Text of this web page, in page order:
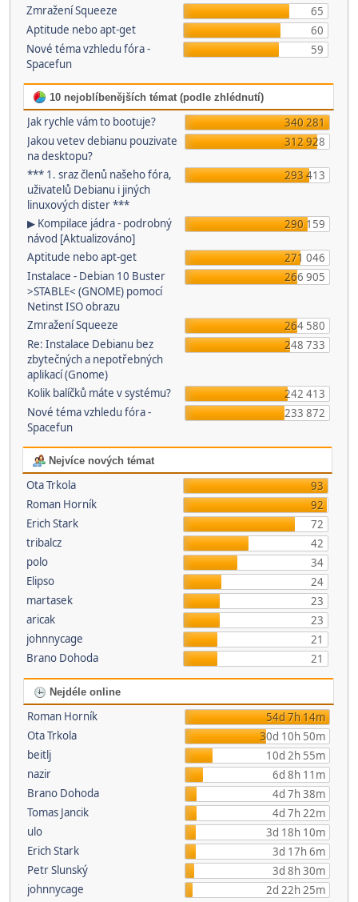
Zmražení Squeeze
65
Aptitude nebo apt-get
60
Nové téma vzhledu fóra -
Spacefun
59
10 nejoblíbenějších témat (podle zhlédnutí)
Jak rychle vám to bootuje?
340 281
Jakou vetev debianu pouzivate
na desktopu?
312 928
*** 1. sraz členů našeho fóra,
uživatelů Debianu i jiných
linuxových dister ***
293 413
▶ Kompilace jádra - podrobný
návod [Aktualizováno]
290 159
Aptitude nebo apt-get
271 046
Instalace - Debian 10 Buster
>STABLE< (GNOME) pomocí
Netinst ISO obrazu
266 905
Zmražení Squeeze
264 580
Re: Instalace Debianu bez
zbytečných a nepotřebných
aplikací (Gnome)
248 733
Kolik balíčků máte v systému?
242 413
Nové téma vzhledu fóra -
Spacefun
233 872
Nejvíce nových témat
Ota Trkola
93
Roman Horník
92
Erich Stark
72
tribalcz
42
polo
34
Elipso
24
martasek
23
aricak
23
johnnycage
21
Brano Dohoda
21
Nejdéle online
Roman Horník
54d 7h 14m
Ota Trkola
30d 10h 50m
beitlj
10d 2h 55m
nazir
6d 8h 11m
Brano Dohoda
4d 7h 38m
Tomas Jancik
4d 7h 22m
ulo
3d 18h 10m
Erich Stark
3d 17h 6m
Petr Slunský
3d 8h 30m
johnnycage
2d 22h 25m